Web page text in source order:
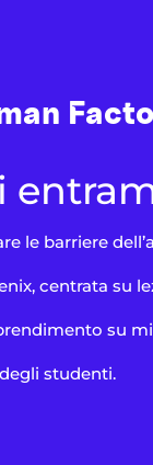
le barriere
centrata su
su
studenti.